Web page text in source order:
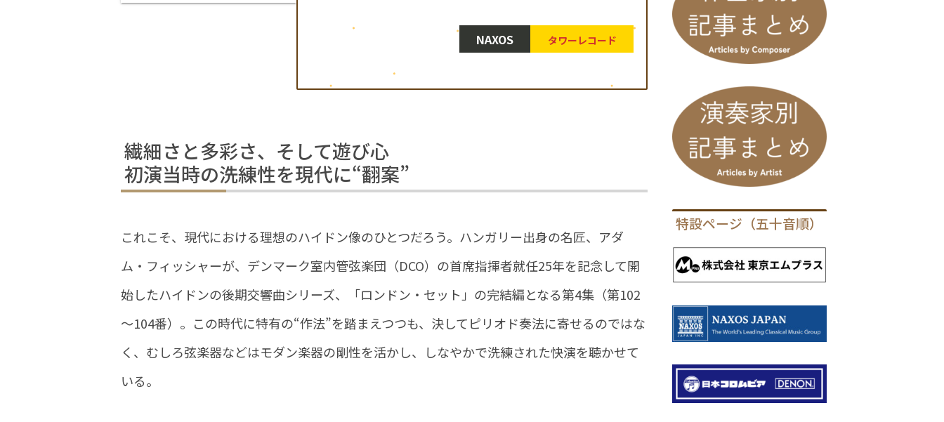
NAXOS タワーレコード
繊細さと多彩さ、そして遊び心
初演当時の洗練性を現代に“翻案”
これこそ、現代における理想のハイドン像のひとつだろう。ハンガリー出身の名匠、アダ
ム・フィッシャーが、デンマーク室内管弦楽団（DCO）の首席指揮者就任25年を記念して開
始したハイドンの後期交響曲シリーズ、「ロンドン・セット」の完結編となる第4集（第102
～104番）。この時代に特有の“作法”を踏まえつつも、決してピリオド奏法に寄せるのではな
く、むしろ弦楽器などはモダン楽器の剛性を活かし、しなやかで洗練された快演を聴かせて
いる。
特設ページ（五十音順）